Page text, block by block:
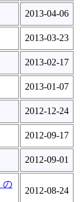
2013-04-06
2013-03-23
2013-02-17
2013-01-07
2012-12-24
2012-09-17
2012-09-01
の
2012-08-24